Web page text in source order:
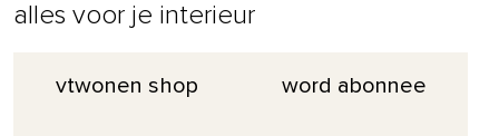
alles voor je interieur
vtwonen shop word abonnee